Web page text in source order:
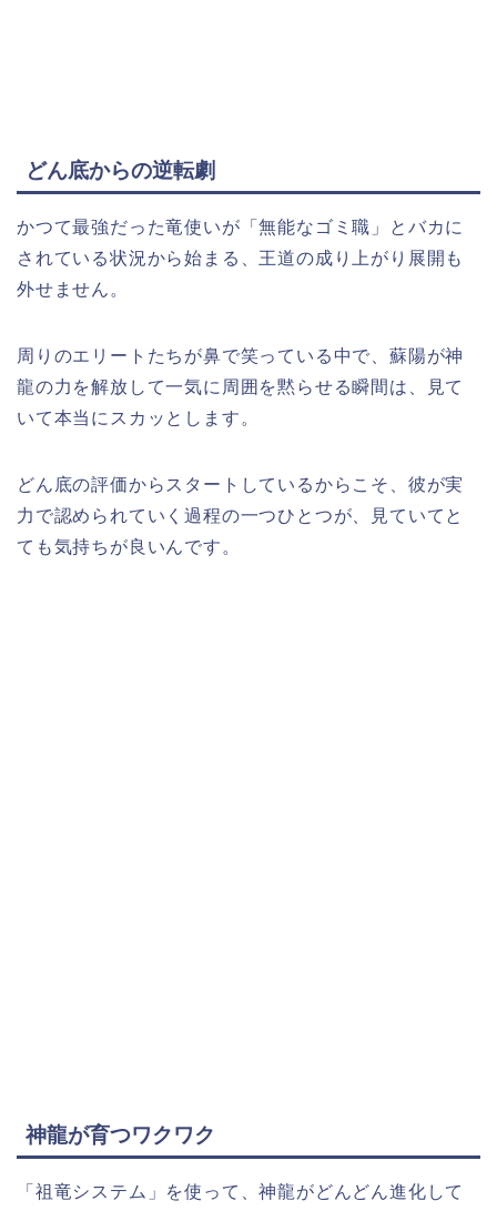
どん底からの逆転劇
かつて最強だった竜使いが「無能なゴミ職」とバカに
されている状況から始まる、王道の成り上がり展開も
外せません。
周りのエリートたちが鼻で笑っている中で、蘇陽が神
龍の力を解放して一気に周囲を黙らせる瞬間は、見て
いて本当にスカッとします。
どん底の評価からスタートしているからこそ、彼が実
力で認められていく過程の一つひとつが、見ていてと
ても気持ちが良いんです。
神龍が育つワクワク
「祖竜システム」を使って、神龍がどんどん進化して